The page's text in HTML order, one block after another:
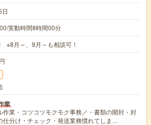
日
実動時間8時間00分
※8月～、9月～も相談可！
業
作業・コツコツモクモク事務／・書類の開封・封
仕分け・チェック・発送業務慣れてしま…